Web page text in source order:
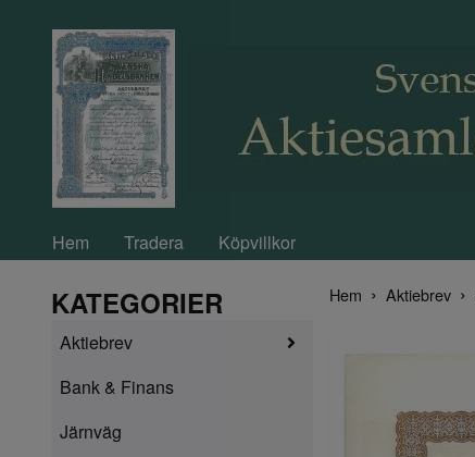
Hem Tradera Köpvillkor
KATEGORIER
Aktiebrev
Bank & Finans
Järnväg
Hem Aktiebrev